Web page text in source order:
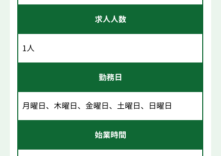
求人人数
1人
勤務日
月曜日、木曜日、金曜日、土曜日、日曜日
始業時間